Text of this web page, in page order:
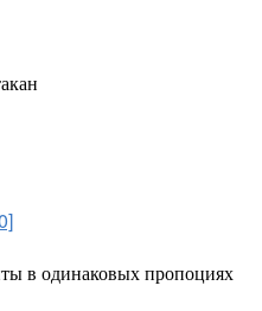
в одинаковых пропоциях